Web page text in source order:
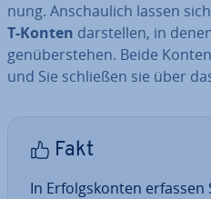
nung. An­schau­lich lassen
T-Konten dar­stel­len, in
gen­über­ste­hen. Beide
und Sie schließen sie über
Fakt
In Er­folgs­kon­ten